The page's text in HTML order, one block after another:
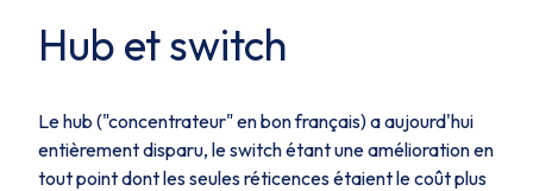
Hub et switch
Lehub ("concentrateur" en bon français)a aujourd'hui
entièrement disparu, le switch étant une amélioration en
tout point dont les seules réticences étaient le coût plus